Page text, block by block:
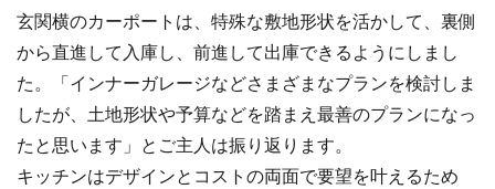
玄関横のカーポートは、特殊な敷地形状を活かして、裏側
から直進して入庫し、前進して出庫できるようにしまし
た。「インナーガレージなどさまざまなプランを検討しま
したが、土地形状や予算などを踏まえ最善のプランになっ
たと思います」とご主人は振り返ります。
キッチンはデザインとコストの両面で要望を叶えるため